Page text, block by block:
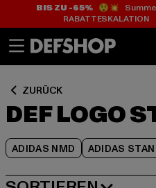
BIS ZU -65%😲💥
ZURÜCK
DEF LOGO
ADIDAS NMD ADIDAS